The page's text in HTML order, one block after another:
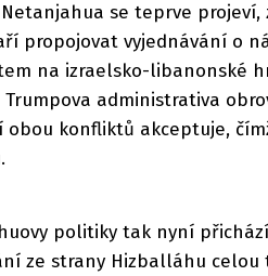
se teprve projeví,
propojovat vyjednávání o
na izraelsko-libanonské
administrativa
obou konfliktů akceptuje,
politiky tak nyní
ze strany Hizballáhu